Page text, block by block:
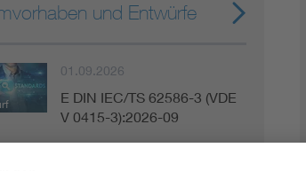
und Entwürfe
01.09.2026
E DIN IEC/TS 62586-3 (VDE
V 0415-3):2026-09